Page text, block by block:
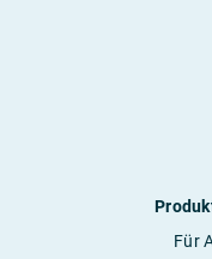
Für